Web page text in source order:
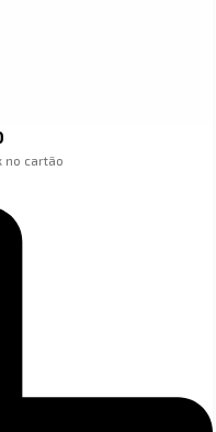
no cartão